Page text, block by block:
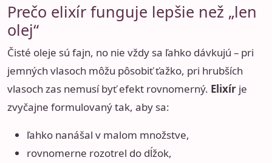
Prečo elixír funguje lepšie než „len
olej“
Čisté oleje sú fajn, no nie vždy sa ľahko dávkujú – pri
jemných vlasoch môžu pôsobiť ťažko, pri hrubších
vlasoch zas nemusí byť efekt rovnomerný. Elixír je
zvyčajne formulovaný tak, aby sa:
ľahko nanášal v malom množstve,
rovnomerne rozotrel do dĺžok,